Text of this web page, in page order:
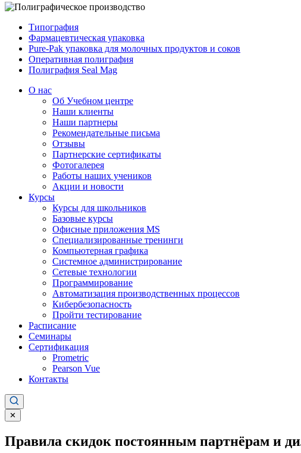
Типография
Фармацевтическая упаковка
Pure-Pak упаковка для молочных продуктов и соков
Оперативная полиграфия
Полиграфия Seal Mag
О нас
Об Учебном центре
Наши клиенты
Наши партнеры
Рекомендательные письма
Отзывы
Партнерские сертификаты
Фотогалерея
Работы наших учеников
Акции и новости
Курсы
Курсы для школьников
Базовые курсы
Офисные приложения MS
Специализированные тренинги
Компьютерная графика
Системное администрирование
Сетевые технологии
Программирование
Автоматизация производственных процессов
Кибербезопасность
Пройти тестирование
Расписание
Семинары
Сертификация
Prometric
Pearson Vue
Контакты
✕
Правила скидок постоянным партнёрам и